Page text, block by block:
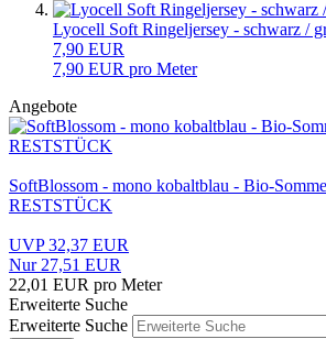
Lyocell Soft Ringeljersey - schwarz /
7,90 EUR
7,90 EUR pro Meter
Angebote
SoftBlossom - mono kobaltblau - Bio-
RESTSTÜCK
UVP 32,37 EUR
Nur 27,51 EUR
22,01 EUR pro Meter
Erweiterte Suche
Erweiterte Suche